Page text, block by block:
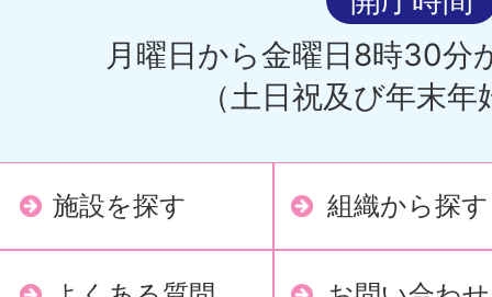
月曜日から金曜日8時30分
（土日祝及び年末
施設を探す 組織から探す